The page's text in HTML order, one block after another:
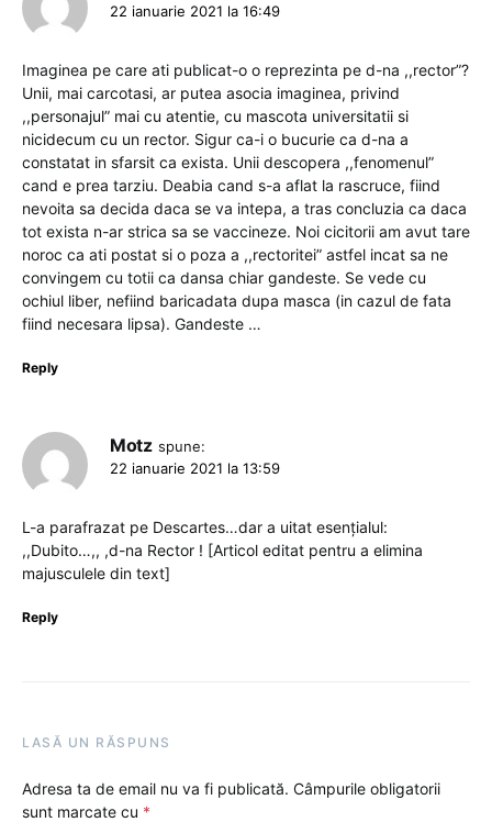
22 ianuarie 2021 la 16:49
Imaginea pe care ati publicat-o o reprezinta pe d-na ,,rector”?
Unii, mai carcotasi, ar putea asocia imaginea, privind
,,personajul” mai cu atentie, cu mascota universitatii si
nicidecum cu un rector. Sigur ca-i o bucurie ca d-na a
constatat in sfarsit ca exista. Unii descopera ,,fenomenul”
cand e prea tarziu. Deabia cand s-a aflat la rascruce, fiind
nevoita sa decida daca se va intepa, a tras concluzia ca daca
tot exista n-ar strica sa se vaccineze. Noi cicitorii am avut tare
noroc ca ati postat si o poza a ,,rectoritei” astfel incat sa ne
convingem cu totii ca dansa chiar gandeste. Se vede cu
ochiul liber, nefiind baricadata dupa masca (in cazul de fata
fiind necesara lipsa). Gandeste …
Reply
Motz spune:
22 ianuarie 2021 la 13:59
L-a parafrazat pe Descartes…dar a uitat esențialul:
,,Dubito…,, ,d-na Rector ! [Articol editat pentru a elimina
majusculele din text]
Reply
LASĂ UN RĂSPUNS
Adresa ta de email nu va fi publicată. Câmpurile obligatorii
sunt marcate cu *